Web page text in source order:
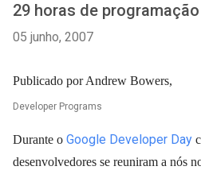
29 horas de programação
05 junho, 2007
Publicado por Andrew Bowers,
Developer Programs
Durante o Google Developer Day
desenvolvedores se reuniram a nós